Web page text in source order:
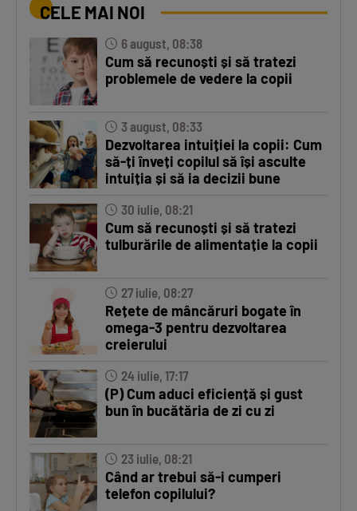
CELE MAI NOI
6 august, 08:38
Cum să recunoști și să tratezi
problemele de vedere la copii
3 august, 08:33
Dezvoltarea intuiției la copii: Cum
să-ți înveți copilul să își asculte
intuiția și să ia decizii bune
30 iulie, 08:21
Cum să recunoști și să tratezi
tulburările de alimentație la copii
27 iulie, 08:27
Rețete de mâncăruri bogate în
omega-3 pentru dezvoltarea
creierului
24 iulie, 17:17
(P) Cum aduci eficiență și gust
bun în bucătăria de zi cu zi
23 iulie, 08:21
Când ar trebui să-i cumperi
telefon copilului?